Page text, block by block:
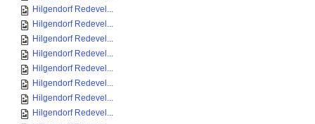
Hilgendorf Redevel...
Hilgendorf Redevel...
Hilgendorf Redevel...
Hilgendorf Redevel...
Hilgendorf Redevel...
Hilgendorf Redevel...
Hilgendorf Redevel...
Hilgendorf Redevel...